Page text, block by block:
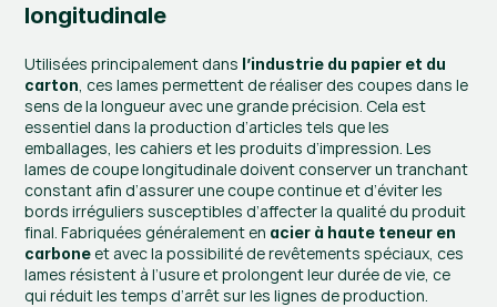
longitudinale
Utilisées principalement dans l’industrie du papier et du
carton , ces lames permettent de réaliser des coupes dans le
sens de la longueur avec une grande précision. Cela est
essentiel dans la production d’articles tels que les
emballages, les cahiers et les produits d’impression. Les
lames de coupe longitudinale doivent conserver un tranchant
constant afin d’assurer une coupe continue et d’éviter les
bords irréguliers susceptibles d’affecter la qualité du produit
final. Fabriquées généralement en acier à haute teneur en
carbone et avec la possibilité de revêtements spéciaux, ces
lames résistent à l’usure et prolongent leur durée de vie, ce
qui réduit les temps d’arrêt sur les lignes de production.